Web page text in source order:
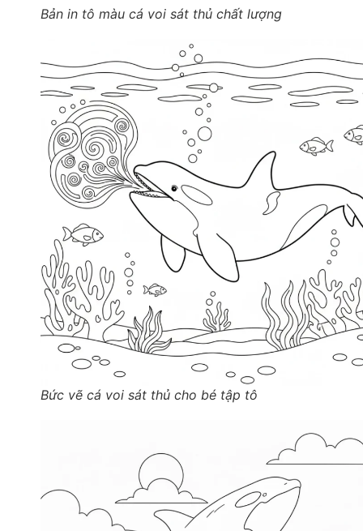
Bản in tô màu cá voi sát thủ chất lượng
Bức vẽ cá voi sát thủ cho bé tập tô